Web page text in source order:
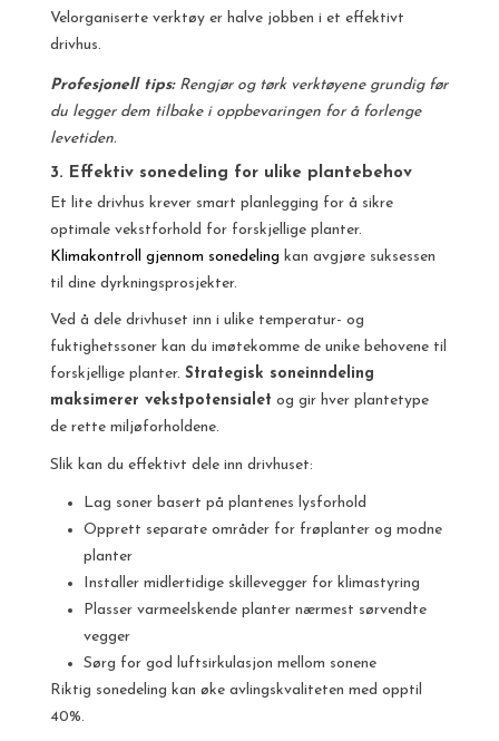
Velorganiserte verktøy er halve jobben i et effektivt
drivhus.
Profesjonell tips: Rengjør og tørk verktøyene grundig før
du legger dem tilbake i oppbevaringen for å forlenge
levetiden.
3. Effektiv sonedeling for ulike plantebehov
Et lite drivhus krever smart planlegging for å sikre
optimale vekstforhold for forskjellige planter.
Klimakontroll gjennom sonedeling kan avgjøre suksessen
til dine dyrkningsprosjekter.
Ved å dele drivhuset inn i ulike temperatur- og
fuktighetssoner kan du imøtekomme de unike behovene til
forskjellige planter. Strategisk soneinndeling
maksimerer vekstpotensialet og gir hver plantetype
de rette miljøforholdene.
Slik kan du effektivt dele inn drivhuset:
Lag soner basert på plantenes lysforhold
Opprett separate områder for frøplanter og modne
planter
Installer midlertidige skillevegger for klimastyring
Plasser varmeelskende planter nærmest sørvendte
vegger
Sørg for god luftsirkulasjon mellom sonene
Riktig sonedeling kan øke avlingskvaliteten med opptil
40%.